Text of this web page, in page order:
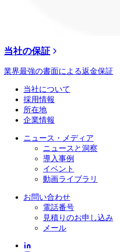
当社の保証
業界最強の書面による返金保証
当社について
採用情報
所在地
企業情報
ニュース・メディア
ニュースと洞察
導入事例
イベント
動画ライブラリ
お問い合わせ
電話番号
見積りのお申し込み
メール